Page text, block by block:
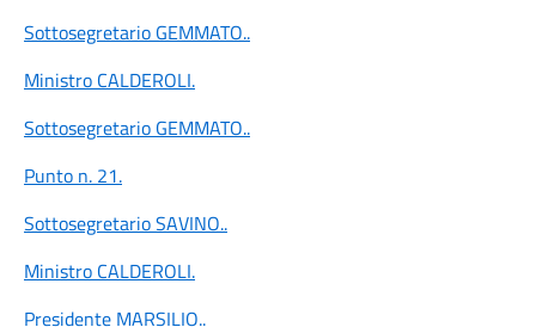
Sottosegretario GEMMATO..
Ministro CALDEROLI.
Sottosegretario GEMMATO..
Punto n. 21.
Sottosegretario SAVINO..
Ministro CALDEROLI.
Presidente MARSILIO..